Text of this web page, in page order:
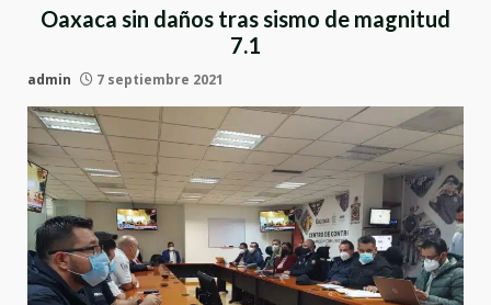
Oaxaca sin daños tras sismo de magnitud
7.1
admin 7 septiembre 2021